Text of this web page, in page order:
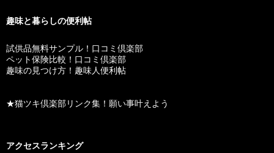
趣味と暮らしの便利帖
試供品無料サンプル！口コミ倶楽部
ペット保険比較！口コミ倶楽部
趣味の見つけ方！趣味人便利帖
★猫ツキ倶楽部リンク集！願い事叶えよう
アクセスランキング